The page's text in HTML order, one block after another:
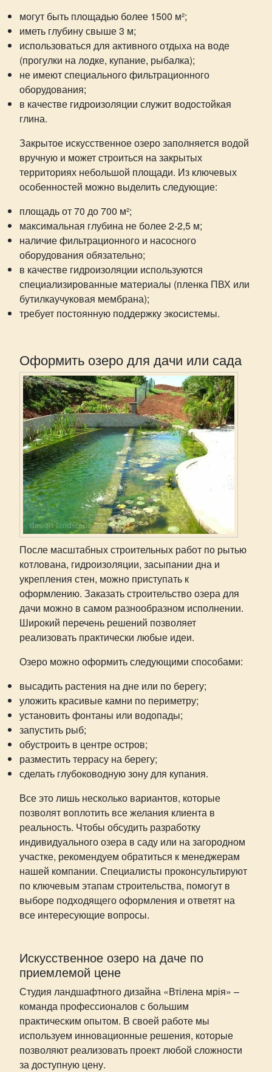
могут быть площадью более 1500 м²;
иметь глубину свыше 3 м;
использоваться для активного отдыха на воде
(прогулки на лодке, купание, рыбалка);
не имеют специального фильтрационного
оборудования;
в качестве гидроизоляции служит водостойкая
глина.
Закрытое искусственное озеро заполняется водой
вручную и может строиться на закрытых
территориях небольшой площади. Из ключевых
особенностей можно выделить следующие:
площадь от 70 до 700 м²;
максимальная глубина не более 2-2,5 м;
наличие фильтрационного и насосного
оборудования обязательно;
в качестве гидроизоляции используются
специализированные материалы (пленка ПВХ или
бутилкаучуковая мембрана);
требует постоянную поддержку экосистемы.
Оформить озеро для дачи или сада
После масштабных строительных работ по рытью
котлована, гидроизоляции, засыпании дна и
укрепления стен, можно приступать к
оформлению. Заказать строительство озера для
дачи можно в самом разнообразном исполнении.
Широкий перечень решений позволяет
реализовать практически любые идеи.
Озеро можно оформить следующими способами:
высадить растения на дне или по берегу;
уложить красивые камни по периметру;
установить фонтаны или водопады;
запустить рыб;
обустроить в центре остров;
разместить террасу на берегу;
сделать глубоководную зону для купания.
Все это лишь несколько вариантов, которые
позволят воплотить все желания клиента в
реальность. Чтобы обсудить разработку
индивидуального озера в саду или на загородном
участке, рекомендуем обратиться к менеджерам
нашей компании. Специалисты проконсультируют
по ключевым этапам строительства, помогут в
выборе подходящего оформления и ответят на
все интересующие вопросы.
Искусственное озеро на даче по
приемлемой цене
Студия ландшафтного дизайна «Втілена мрія» –
команда профессионалов с большим
практическим опытом. В своей работе мы
используем инновационные решения, которые
позволяют реализовать проект любой сложности
за доступную цену.